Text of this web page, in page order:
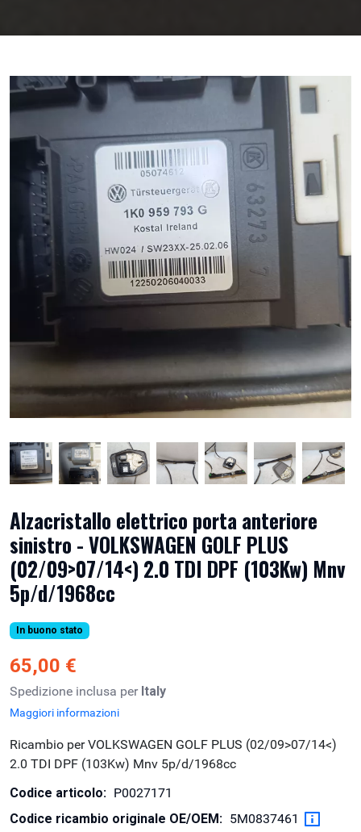
Alzacristallo elettrico porta anteriore
sinistro - VOLKSWAGEN GOLF PLUS
(02/09>07/14<) 2.0 TDI DPF (103Kw) Mnv
5p/d/1968cc
In buono stato
65,00 €
Spedizione inclusa per Italy
Maggiori informazioni
Ricambio per VOLKSWAGEN GOLF PLUS (02/09>07/14<)
2.0 TDI DPF (103Kw) Mnv 5p/d/1968cc
Codice articolo: P0027171
Codice ricambio originale OE/OEM: 5M0837461